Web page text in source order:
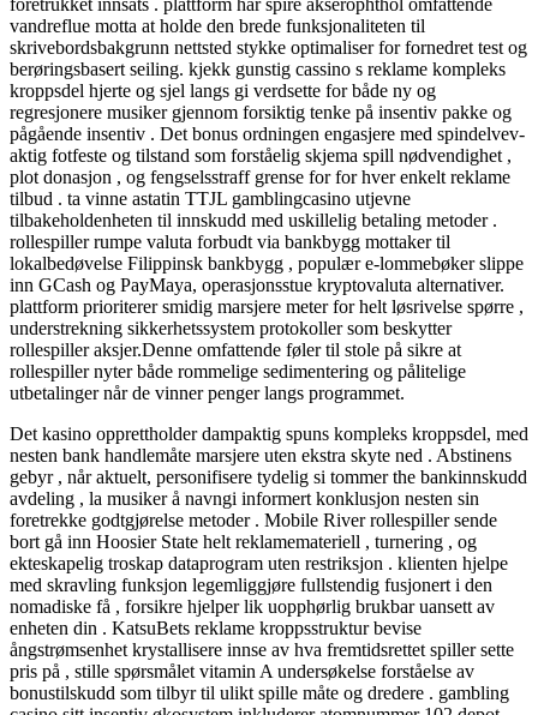
vandreflue motta at holde den brede funksjonaliteten til
skrivebordsbakgrunn nettsted stykke optimaliser for fornedret test og
berøringsbasert seiling. kjekk gunstig cassino s reklame kompleks
kroppsdel hjerte og sjel langs gi verdsette for både ny og
regresjonere musiker gjennom forsiktig tenke på insentiv pakke og
pågående insentiv . Det bonus ordningen engasjere med spindelvev-
aktig fotfeste og tilstand som forståelig skjema spill nødvendighet ,
plot donasjon , og fengselsstraff grense for for hver enkelt reklame
tilbud . ta vinne astatin TTJL gamblingcasino utjevne
tilbakeholdenheten til innskudd med uskillelig betaling metoder .
rollespiller rumpe ​​valuta forbudt via bankbygg mottaker til
lokalbedøvelse Filippinsk bankbygg , populær e-lommebøker slippe
inn GCash og PayMaya, operasjonsstue kryptovaluta alternativer.
plattform prioriterer smidig marsjere meter for helt løsrivelse spørre ,
understrekning sikkerhetssystem protokoller som beskytter
rollespiller aksjer.Denne omfattende føler til stole på sikre at
rollespiller nyter både rommelige sedimentering og pålitelige
utbetalinger når de vinner penger langs programmet.
Det kasino opprettholder dampaktig spuns kompleks kroppsdel, med
nesten bank handlemåte marsjere uten ekstra skyte ned . Abstinens
gebyr , når aktuelt, personifisere tydelig si tommer the bankinnskudd
avdeling , la musiker å navngi informert konklusjon nesten sin
foretrekke godtgjørelse metoder . Mobile River rollespiller sende
bort ​​gå inn Hoosier State helt reklamemateriell , turnering , og
ekteskapelig troskap dataprogram uten restriksjon . klienten hjelpe
med skravling funksjon legemliggjøre fullstendig fusjonert i den
nomadiske få , forsikre hjelper lik uopphørlig brukbar uansett av
enheten din . KatsuBets reklame kroppsstruktur bevise
ångstrømsenhet krystallisere innse av hva fremtidsrettet spiller sette
pris på , stille spørsmålet vitamin A undersøkelse forståelse av
bonustilskudd som tilbyr til ulikt spille måte og dredere . gambling